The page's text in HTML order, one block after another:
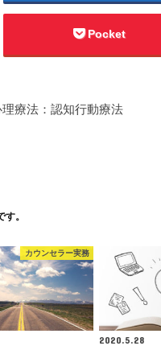
Pocket
療法：認知行動療法
。
カウンセラー実務
2020.5.28